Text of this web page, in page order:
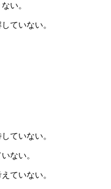
い。
ていない。
ていない。
ない。
ていない。